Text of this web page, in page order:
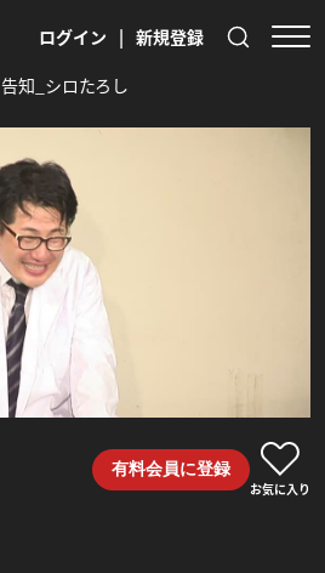
ログイン | 新規登録
告知_シロたろし
有料会員に登録
お気に入り